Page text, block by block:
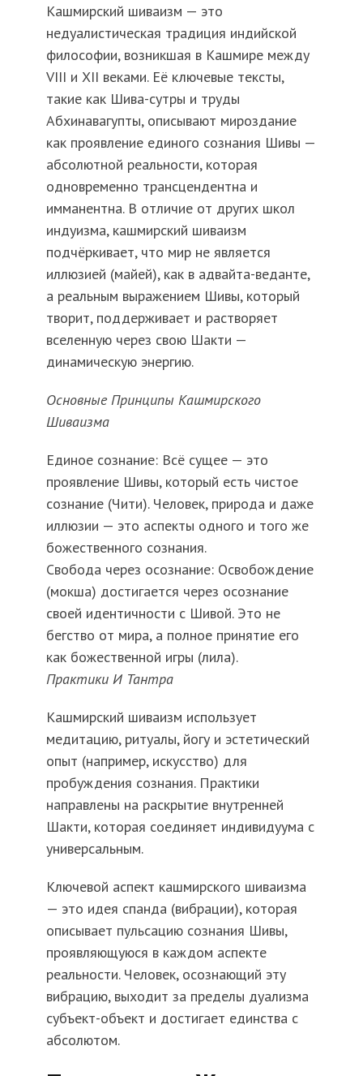
Кашмирский шиваизм — это
недуалистическая традиция индийской
философии, возникшая в Кашмире между
VIII и XII веками. Её ключевые тексты,
такие как Шива-сутры и труды
Абхинавагупты, описывают мироздание
как проявление единого сознания Шивы —
абсолютной реальности, которая
одновременно трансцендентна и
имманентна. В отличие от других школ
индуизма, кашмирский шиваизм
подчёркивает, что мир не является
иллюзией (майей), как в адвайта-веданте,
а реальным выражением Шивы, который
творит, поддерживает и растворяет
вселенную через свою Шакти —
динамическую энергию.
Основные Принципы Кашмирского
Шиваизма
Единое сознание: Всё сущее — это
проявление Шивы, который есть чистое
сознание (Чити). Человек, природа и даже
иллюзии — это аспекты одного и того же
божественного сознания.
Свобода через осознание: Освобождение
(мокша) достигается через осознание
своей идентичности с Шивой. Это не
бегство от мира, а полное принятие его
как божественной игры (лила).
Практики И Тантра
Кашмирский шиваизм использует
медитацию, ритуалы, йогу и эстетический
опыт (например, искусство) для
пробуждения сознания. Практики
направлены на раскрытие внутренней
Шакти, которая соединяет индивидуума с
универсальным.
Ключевой аспект кашмирского шиваизма
— это идея спанда (вибрации), которая
описывает пульсацию сознания Шивы,
проявляющуюся в каждом аспекте
реальности. Человек, осознающий эту
вибрацию, выходит за пределы дуализма
субъект-объект и достигает единства с
абсолютом.